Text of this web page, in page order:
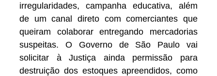
irregularidades, campanha educativa, além
de um canal direto com comerciantes que
queiram colaborar entregando mercadorias
suspeitas. O Governo de São Paulo vai
solicitar à Justiça ainda permissão para
destruição dos estoques apreendidos, como